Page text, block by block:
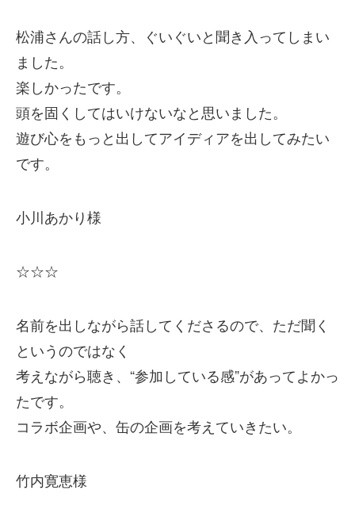
松浦さんの話し方、ぐいぐいと聞き入ってしまい
ました。
楽しかったです。
頭を固くしてはいけないなと思いました。
遊び心をもっと出してアイディアを出してみたい
です。
小川あかり様
☆☆☆
名前を出しながら話してくださるので、ただ聞く
というのではなく
考えながら聴き、“参加している感”があってよかっ
たです。
コラボ企画や、缶の企画を考えていきたい。
竹内寛恵様